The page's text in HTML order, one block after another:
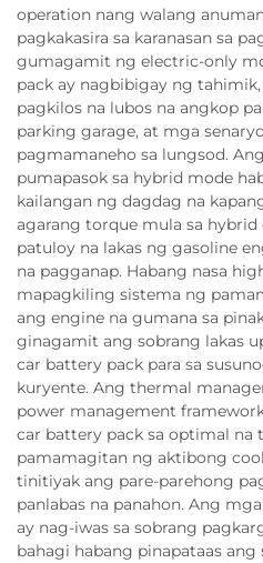
operation nang walang
pagkakasira sa karanasan sa
gumagamit ng electric-only
pack ay nagbibigay ng
pagkilos na lubos na angkop
parking garage, at mga
pagmamaneho sa lungsod.
pumapasok sa hybrid mode
kailangan ng dagdag na
agarang torque mula sa
patuloy na lakas ng gasoline
na pagganap. Habang nasa
mapagkiling sistema ng
ang engine na gumana sa
ginagamit ang sobrang lakas
car battery pack para sa
kuryente. Ang thermal
power management
car battery pack sa optimal na
pamamagitan ng aktibong
tinitiyak ang pare-parehong
panlabas na panahon. Ang
ay nag-iwas sa sobrang
bahagi habang pinapataas